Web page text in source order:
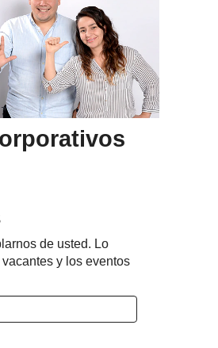
de usted. Lo
y los eventos